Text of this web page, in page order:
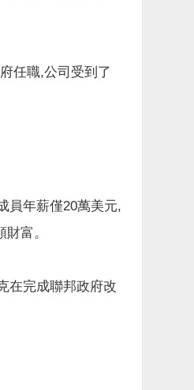
任職,公司受到了
員年薪僅20萬美元,
富。
在完成聯邦政府改